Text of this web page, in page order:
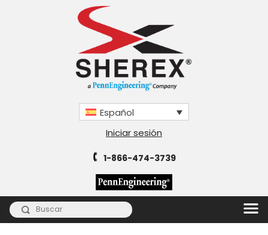
Español
Iniciar sesión
1-866-474-3739